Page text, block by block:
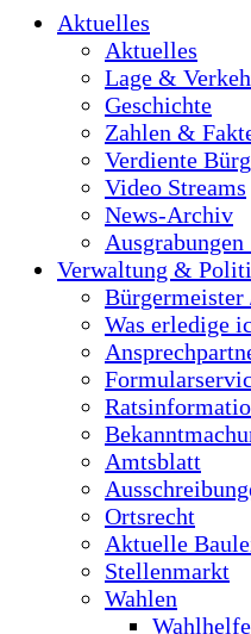
Aktuelles
Aktuelles
Lage &
Geschichte
Zahlen &
Verdiente
Video Streams
News-Archiv
Verwaltung &
Bürgermeister
Was erledige
Amtsblatt
Ortsrecht
Aktuelle
Stellenmarkt
Wahlen